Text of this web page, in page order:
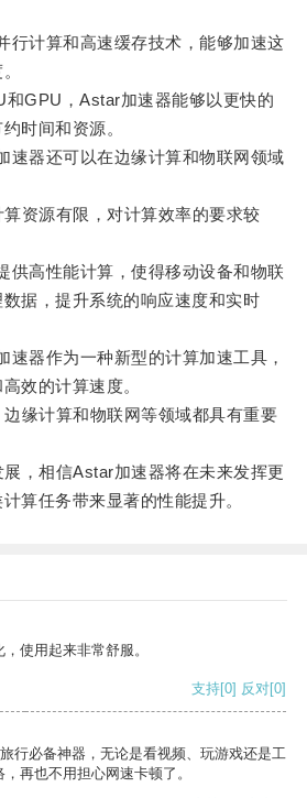
计算和高速缓存技术，能够加速这
GPU，Astar加速器能够以更快的
时间和资源。
器还可以在边缘计算和物联网领域
源有限，对计算效率的要求较
高性能计算，使得移动设备和物联
据，提升系统的响应速度和实时
器作为一种新型的计算加速工具，
效的计算速度。
计算和物联网等领域都具有重要
相信Astar加速器将在未来发挥更
算任务带来显著的性能提升。
使用起来非常舒服。
支持[0] 反对[0]
行必备神器，无论是看视频、玩游戏还是工
再也不用担心网速卡顿了。